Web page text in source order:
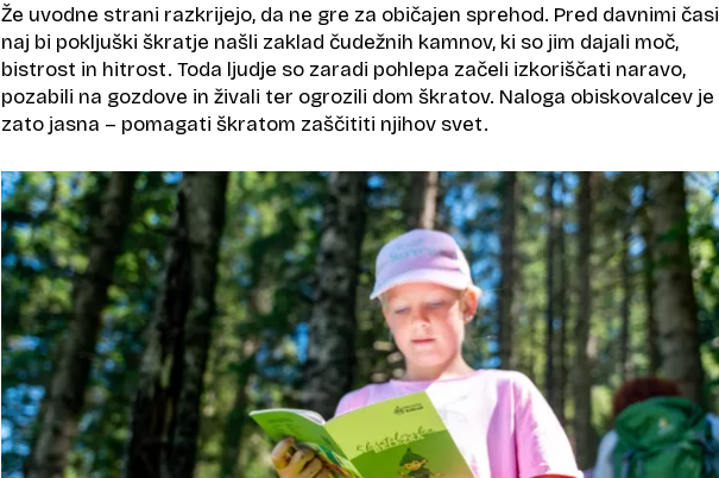
Že uvodne strani razkrijejo, da ne gre za običajen sprehod. Pred davnimi časi
naj bi pokljuški škratje našli zaklad čudežnih kamnov, ki so jim dajali moč,
bistrost in hitrost. Toda ljudje so zaradi pohlepa začeli izkoriščati naravo,
pozabili na gozdove in živali ter ogrozili dom škratov. Naloga obiskovalcev je
zato jasna – pomagati škratom zaščititi njihov svet.